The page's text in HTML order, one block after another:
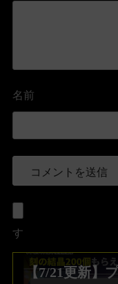
名前
す
【7/21更新